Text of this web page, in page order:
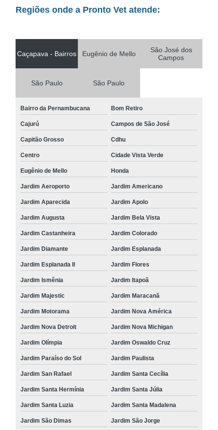
Regiões onde a Pronto Vet atende:
Caçapava - Bairros Eugênio de Mello
São José dos
Campos
São Paulo São Paulo
Bairro da Pernambucana Bom Retiro
Cajurú Campos de São José
Capitão Grosso Cdhu
Centro Cidade Vista Verde
Eugênio de Mello Honda
Jardim Aeroporto Jardim Americano
Jardim Aparecida Jardim Apolo
Jardim Augusta Jardim Bela Vista
Jardim Castanheira Jardim Colorado
Jardim Diamante Jardim Esplanada
Jardim Esplanada II Jardim Flores
Jardim Ismênia Jardim Itapoã
Jardim Majestic Jardim Maracanã
Jardim Motorama Jardim Nova América
Jardim Nova Detroit Jardim Nova Michigan
Jardim Olímpia Jardim Oswaldo Cruz
Jardim Paraíso do Sol Jardim Paulista
Jardim San Rafael Jardim Santa Cecília
Jardim Santa Hermínia Jardim Santa Júlia
Jardim Santa Luzia Jardim Santa Madalena
Jardim São Dimas Jardim São Jorge